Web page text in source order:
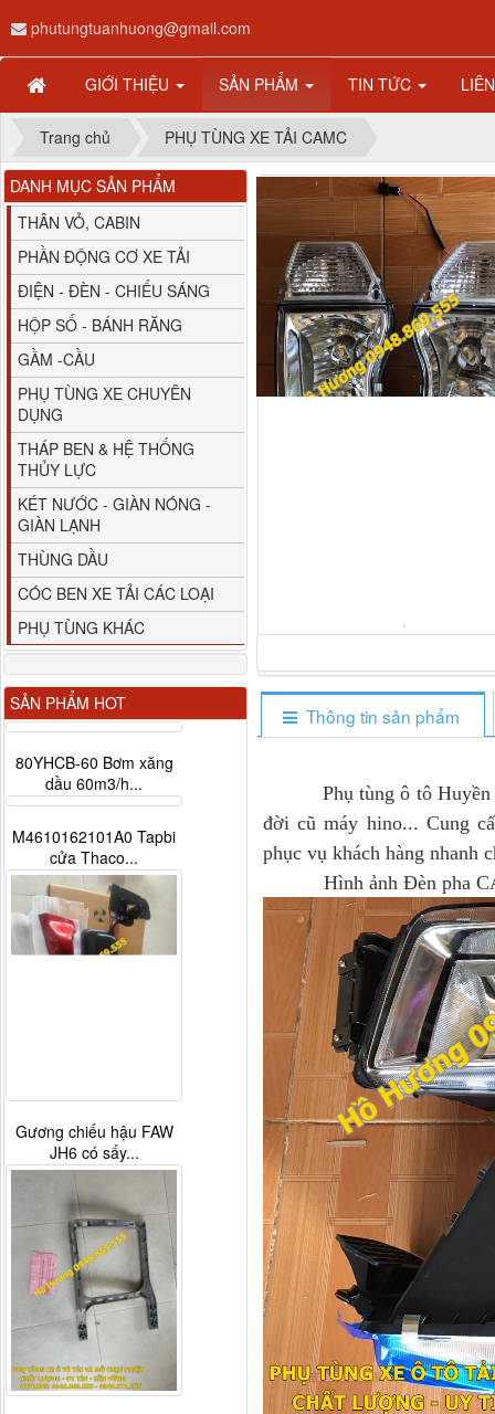
GIỚI THIỆU SẢN PHẨM TIN TỨC
phutungtuanhuong@gmail.com
Trang chủ PHỤ TÙNG XE TẢI CAMC
Thông tin sản phẩm
Phụ tùng ô tô Huyền
đời cũ máy hino... Cung
phục vụ khách hàng nhanh
Hình ảnh Đèn pha
DANH MỤC SẢN PHẨM
THÂN VỎ, CABIN
PHẦN ĐỘNG CƠ XE TẢI
ĐIỆN - ĐÈN - CHIẾU SÁNG
HỘP SỐ - BÁNH RĂNG
GẦM -CẦU
PHỤ TÙNG XE CHUYÊN
DỤNG
THÁP BEN & HỆ THỐNG
THỦY LỰC
KÉT NƯỚC - GIÀN NÓNG -
GIÀN LẠNH
THÙNG DẦU
CÓC BEN XE TẢI CÁC LOẠI
PHỤ TÙNG KHÁC
SẢN PHẨM HOT
80YHCB-60 Bơm xăng
dầu 60m3/h...
M4610162101A0 Tapbi
cửa Thaco...
Gương chiếu hậu FAW
JH6 có sấy...